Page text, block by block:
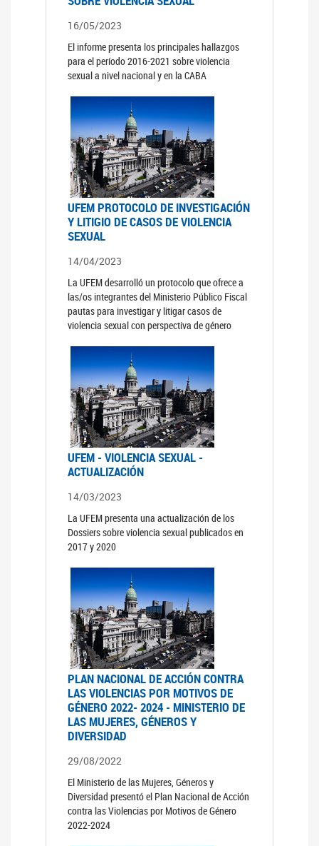
16/05/2023
El informe presenta los principales hallazgos
para el período 2016-2021 sobre violencia
sexual a nivel nacional y en la CABA
UFEM PROTOCOLO DE INVESTIGACIÓN
Y LITIGIO DE CASOS DE VIOLENCIA
SEXUAL
14/04/2023
La UFEM desarrolló un protocolo que ofrece a
las/os integrantes del Ministerio Público Fiscal
pautas para investigar y litigar casos de
violencia sexual con perspectiva de género
UFEM - VIOLENCIA SEXUAL -
ACTUALIZACIÓN
14/03/2023
La UFEM presenta una actualización de los
Dossiers sobre violencia sexual publicados en
2017 y 2020
PLAN NACIONAL DE ACCIÓN CONTRA
LAS VIOLENCIAS POR MOTIVOS DE
GÉNERO 2022- 2024 - MINISTERIO DE
LAS MUJERES, GÉNEROS Y
DIVERSIDAD
29/08/2022
El Ministerio de las Mujeres, Géneros y
Diversidad presentó el Plan Nacional de Acción
contra las Violencias por Motivos de Género
2022-2024